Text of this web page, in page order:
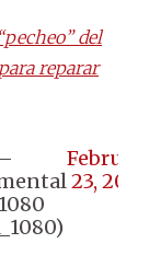
del
reparar
23, 2024